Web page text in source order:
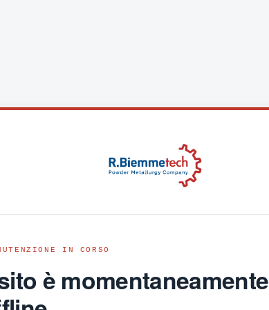
IN CORSO
è momentaneamente